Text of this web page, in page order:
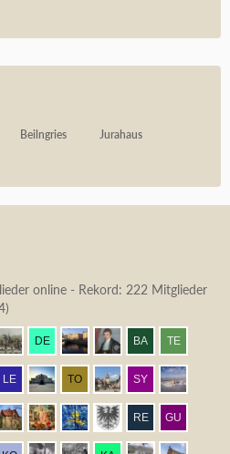
Beilngries
Jurahaus
online - Rekord: 222 Mitglieder
)